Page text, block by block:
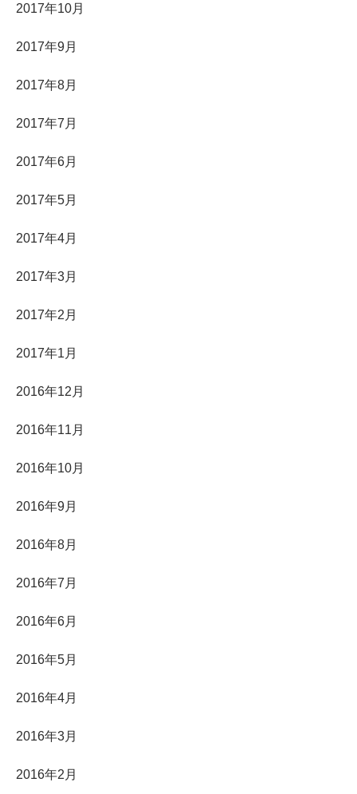
2017年10月
2017年9月
2017年8月
2017年7月
2017年6月
2017年5月
2017年4月
2017年3月
2017年2月
2017年1月
2016年12月
2016年11月
2016年10月
2016年9月
2016年8月
2016年7月
2016年6月
2016年5月
2016年4月
2016年3月
2016年2月